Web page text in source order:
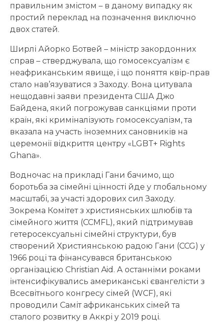
правильним змістом – в даному випадку як
простий переклад на позначення виключно
двох статей.
Ширлі Айорко Ботвей – міністр закордонних
справ – стверджувала, що гомосексуалізм є
неафриканським явище, і що поняття квір-прав
стало нав’язуватися з Заходу. Вона цитувала
нещодавні заяви президента США Джо
Байдена, який погрожував санкціями проти
країн, які криміналізують гомосексуалізм, та
вказала на участь іноземних сановників на
церемонії відкриття центру «LGBT+ Rights
Ghana».
Водночас на прикладі Гани бачимо, що
боротьба за сімейні цінності йде у глобальному
масштабі, за участі здорових сил Заходу.
Зокрема Комітет з християнських шлюбів та
сімейного життя (CCMFL), який підтримував
гетеросексуальні сімейні структури, був
створений Християнською радою Гани (CCG) у
1966 році та фінансувався британською
організацією Christian Aid. А останніми роками
інтенсифікувались американські євангелісти з
Всесвітнього конгресу сімей (WCF), які
проводили Саміт африканських сімей та
сталого розвитку в Аккрі у 2019 році.